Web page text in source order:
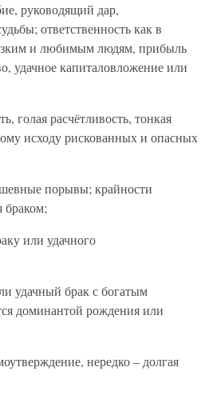
руководящий дар,
ответственность как в
и любимым людям, прибыль
удачное капиталовложение или
голая расчётливость, тонкая
исходу рискованных и опасных
порывы; крайности
браком;
или удачного
удачный брак с богатым
доминантой рождения или
нередко – долгая